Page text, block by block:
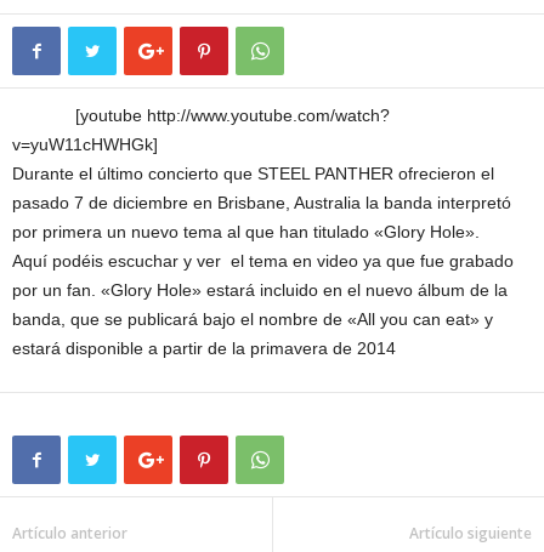
[youtube http://www.youtube.com/watch?
v=yuW11cHWHGk]
Durante el último concierto que STEEL PANTHER ofrecieron el
pasado 7 de diciembre en Brisbane, Australia la banda interpretó
por primera un nuevo tema al que han titulado «Glory Hole».
Aquí podéis escuchar y ver el tema en video ya que fue grabado
por un fan. «Glory Hole» estará incluido en el nuevo álbum de la
banda, que se publicará bajo el nombre de «All you can eat» y
estará disponible a partir de la primavera de 2014
Artículo anterior Artículo siguiente